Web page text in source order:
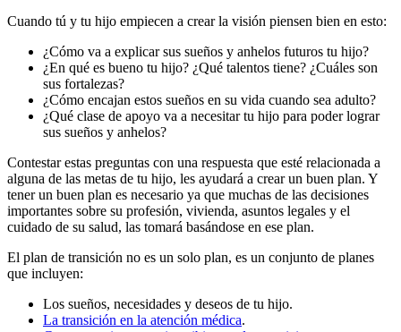
Cuando tú y tu hijo empiecen a crear la visión piensen bien en esto:
¿Cómo va a explicar sus sueños y anhelos futuros tu hijo?
¿En qué es bueno tu hijo? ¿Qué talentos tiene? ¿Cuáles son
sus fortalezas?
¿Cómo encajan estos sueños en su vida cuando sea adulto?
¿Qué clase de apoyo va a necesitar tu hijo para poder lograr
sus sueños y anhelos?
Contestar estas preguntas con una respuesta que esté relacionada a
alguna de las metas de tu hijo, les ayudará a crear un buen plan. Y
tener un buen plan es necesario ya que muchas de las decisiones
importantes sobre su profesión, vivienda, asuntos legales y el
cuidado de su salud, las tomará basándose en ese plan.
El plan de transición no es un solo plan, es un conjunto de planes
que incluyen:
Los sueños, necesidades y deseos de tu hijo.
La transición en la atención médica.